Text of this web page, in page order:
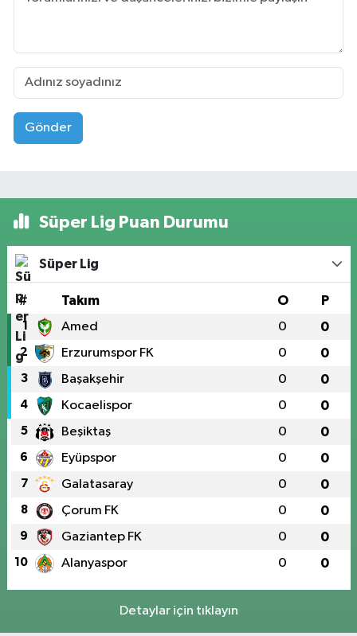
Gönder
Süper Lig Puan Durumu
Süper Lig
# Takım O P
1 Amed 0 0
2 Erzurumspor FK 0 0
3 Başakşehir 0 0
4 Kocaelispor 0 0
5 Beşiktaş 0 0
6 Eyüpspor 0 0
7 Galatasaray 0 0
8 Çorum FK 0 0
9 Gaziantep FK 0 0
10 Alanyaspor 0 0
Detaylar için tıklayın